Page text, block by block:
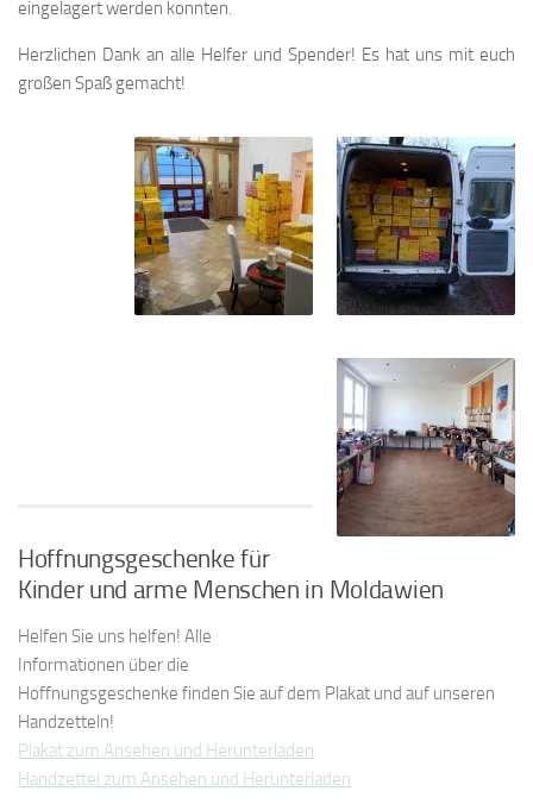
eingelagert werden konnten.
Herzlichen Dank an alle Helfer und Spender! Es hat uns mit euch
großen Spaß gemacht!
Hoffnungsgeschenke für
Kinder und arme Menschen in Moldawien
Helfen Sie uns helfen! Alle
Informationen über die
Hoffnungsgeschenke finden Sie auf dem Plakat und auf unseren
Handzetteln!
Plakat zum Ansehen und Herunterladen
Handzettel zum Ansehen und Herunterladen